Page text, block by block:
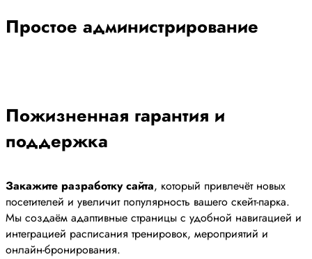
Простое администрирование
Пожизненная гарантия и
поддержка
Закажите разработку сайта, который привлечёт новых
посетителей и увеличит популярность вашего скейт-парка.
Мы создаём адаптивные страницы с удобной навигацией и
интеграцией расписания тренировок, мероприятий и
онлайн-бронирования.